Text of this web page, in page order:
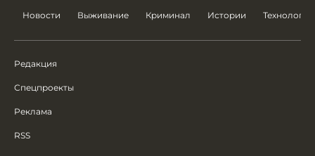
Новости Выживание Криминал Истории Технологии
Редакция
Спецпроекты
Реклама
RSS